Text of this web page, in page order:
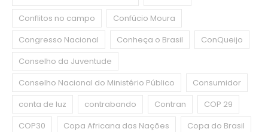
Conflitos no campo
Confúcio Moura
Congresso Nacional
Conheça o Brasil
ConQueijo
Conselho da Juventude
Conselho Nacional do Ministério Público
Consumidor
conta de luz
contrabando Contran
COP 29
COP30
Copa Africana das Nações
Copa do Brasil